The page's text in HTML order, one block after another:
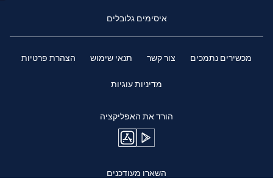
איסימים גלובלים
מכשירים נתמכים צור קשר תנאי שימוש הצהרת פרטיות
מדיניות עוגיות
הורד את האפליקציה
השארו מעודכנים